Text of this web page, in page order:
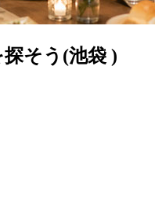
そう(池袋 )